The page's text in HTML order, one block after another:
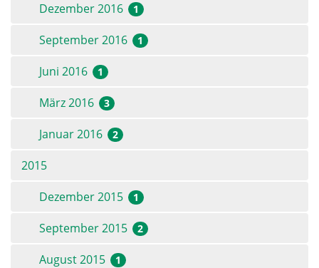
Dezember 2016
1
September 2016 1
Juni 2016 1
März 2016 3
Januar 2016 2
2015
Dezember 2015
1
September 2015 2
August 2015 1